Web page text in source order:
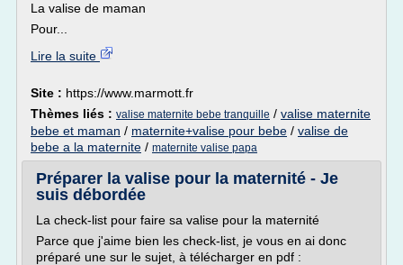
La valise de maman
Pour...
Lire la suite
Site : https://www.marmott.fr
Thèmes liés : valise maternite bebe tranquille / valise maternite
bebe et maman / maternite+valise pour bebe / valise de
bebe a la maternite / maternite valise papa
Préparer la valise pour la maternité - Je
suis débordée
La check-list pour faire sa valise pour la maternité
Parce que j'aime bien les check-list, je vous en ai donc
préparé une sur le sujet, à télécharger en pdf :